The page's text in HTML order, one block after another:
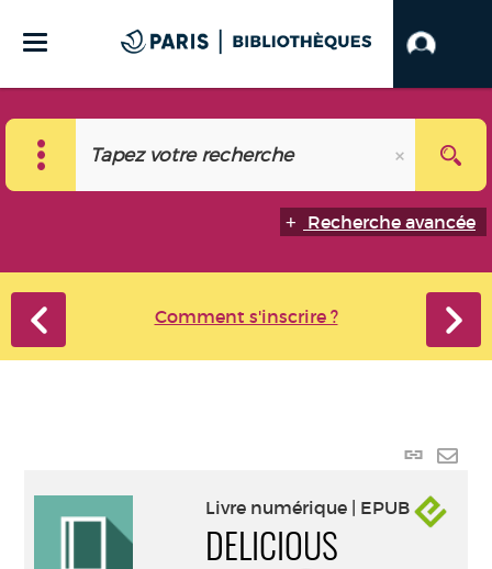
Recherche avancée
Comment s'inscrire ?
Lien
Livre numérique | EPUB
DELICIOUS